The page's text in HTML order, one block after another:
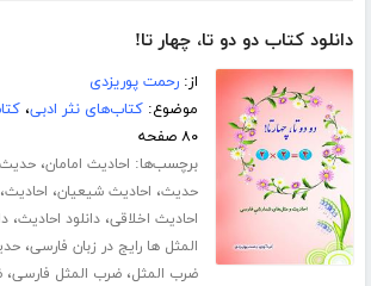
دانلود کتاب دو دو تا، چهار تا!
از:رحمت پوریزدی
موضوع:کتاب‌های نثر ادبی،
۸۰ صفحه
برچسب‌ها: احادیث امامان،حدیث
حدیث، احادیث شیعیان، احادیث
احادیث اخلاقی،دانلود احادیث،
المثل ها رایج در زبان فارسی،
ضرب المثل،ضرب المثل فارسی،